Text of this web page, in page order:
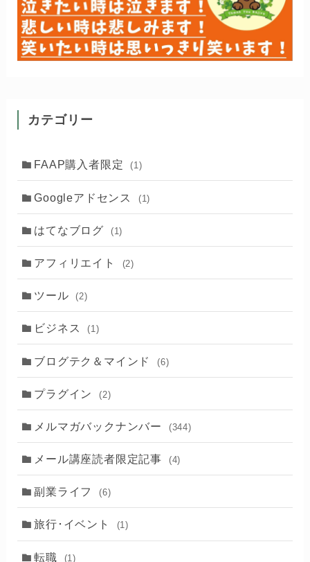
カテゴリー
FAAP購入者限定 (1)
Googleアドセンス (1)
はてなブログ (1)
アフィリエイト (2)
ツール (2)
ビジネス (1)
ブログテク＆マインド (6)
プラグイン (2)
メルマガバックナンバー (344)
メール講座読者限定記事 (4)
副業ライフ (6)
旅行･イベント (1)
転職 (1)